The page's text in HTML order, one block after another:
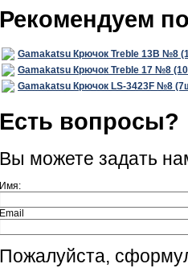
Рекомендуем
Gamakatsu Крючок Treble 13B №8
Gamakatsu Крючок Treble 17 №8
Gamakatsu Крючок LS-3423F №8
Есть вопросы?
Вы можете задать
Имя:
Email
Пожалуйста,